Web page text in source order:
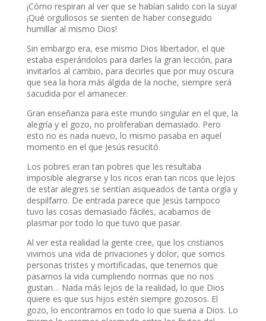
¡Cómo respiran al ver que se habían salido con la suya!
¡Qué orgullosos se sienten de haber conseguido
humillar al mismo Dios!
Sin embargo era, ese mismo Dios libertador, el que
estaba esperándolos para darles la gran lección, para
invitarlos al cambio, para decirles que por muy oscura
que sea la hora más álgida de la noche, siempre será
sacudida por el amanecer.
Gran enseñanza para este mundo singular en el que, la
alegría y el gozo, no proliferaban demasiado. Pero
esto no es nada nuevo, lo mismo pasaba en aquel
momento en el que Jesús resucitó.
Los pobres eran tan pobres que les resultaba
imposible alegrarse y los ricos eran tan ricos que lejos
de estar alegres se sentían asqueados de tanta orgía y
despilfarro. De entrada parece que Jesús tampoco
tuvo las cosas demasiado fáciles, acabamos de
plasmar por todo lo que tuvo que pasar.
Al ver esta realidad la gente cree, que los cristianos
vivimos una vida de privaciones y dolor, que somos
personas tristes y mortificadas, que tenemos que
pasarnos la vida cumpliendo normas que no nos
gustan… Nada más lejos de la realidad, lo que Dios
quiere es que sus hijos estén siempre gozosos. El
gozo, lo encontramos en todo lo que suena a Dios. Lo